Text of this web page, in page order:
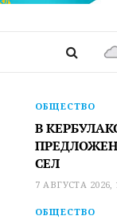
ОБЩЕСТВО
В
СЕЛ
7 АВГУСТА 2026,
ОБЩЕСТВО